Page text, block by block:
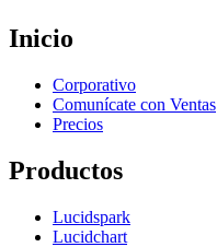
Inicio
Corporativo
Comunícate con Ventas
Precios
Productos
Lucidspark
Lucidchart